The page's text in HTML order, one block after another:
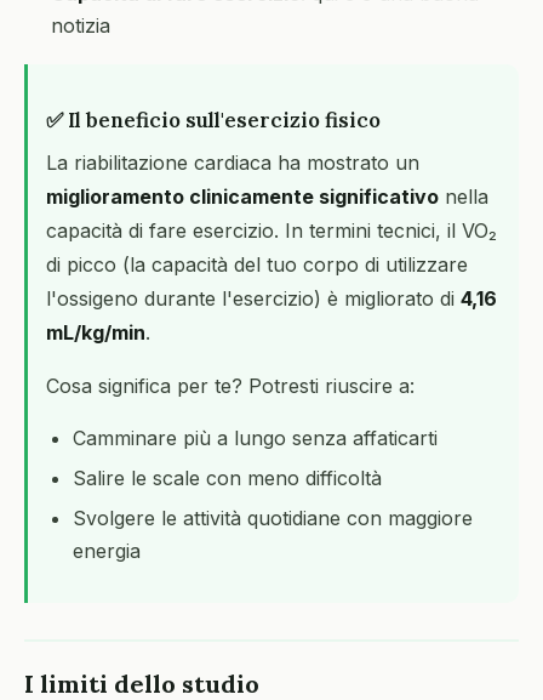
notizia
✅ Il beneficio sull'esercizio fisico
La riabilitazione cardiaca ha mostrato un
miglioramento clinicamente significativo nella
capacità di fare esercizio. In termini tecnici, il VO₂
di picco (la capacità del tuo corpo di utilizzare
l'ossigeno durante l'esercizio) è migliorato di 4,16
mL/kg/min.
Cosa significa per te? Potresti riuscire a:
Camminare più a lungo senza affaticarti
Salire le scale con meno difficoltà
Svolgere le attività quotidiane con maggiore
energia
I limiti dello studio